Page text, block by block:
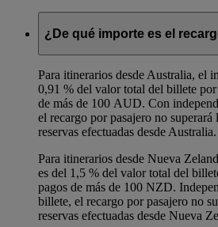
¿De qué importe es el
Para itinerarios desde Australia, el
0,91 % del valor total del billete por
de más de 100 AUD. Con
el recargo por pasajero no
reservas efectuadas desde Australia.
Para itinerarios desde Nueva
es del 1,5 % del valor total del
pagos de más de 100 NZD.
billete, el recargo por pasajero no
reservas efectuadas desde Nueva